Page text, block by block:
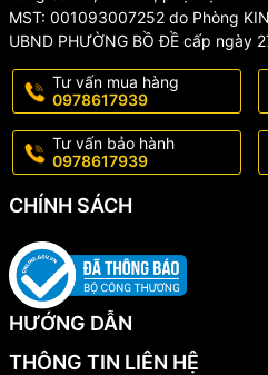
MST: 001093007252 do Phòng
UBND PHƯỜNG BỒ ĐỀ cấp ngày
Tư vấn mua hàng
0978617939
Tư vấn bảo hành
0978617939
CHÍNH SÁCH
HƯỚNG DẪN
THÔNG TIN LIÊN HỆ